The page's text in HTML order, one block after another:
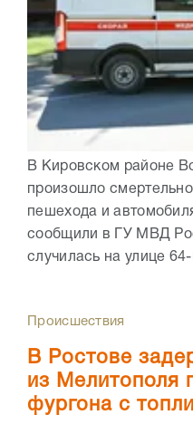
В Кировском районе
произошло
пешехода и
сообщили в ГУ МВД
случилась на улице
Происшествия
В Ростове
из Мелитополя
фургона с